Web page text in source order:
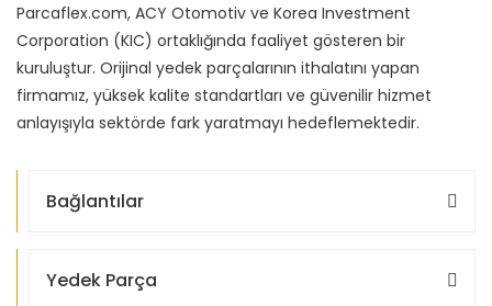
Parcaflex.com, ACY Otomotiv ve Korea Investment
Corporation (KIC) ortaklığında faaliyet gösteren bir
kuruluştur. Orijinal yedek parçalarının ithalatını yapan
firmamız, yüksek kalite standartları ve güvenilir hizmet
anlayışıyla sektörde fark yaratmayı hedeflemektedir.
Bağlantılar
Yedek Parça